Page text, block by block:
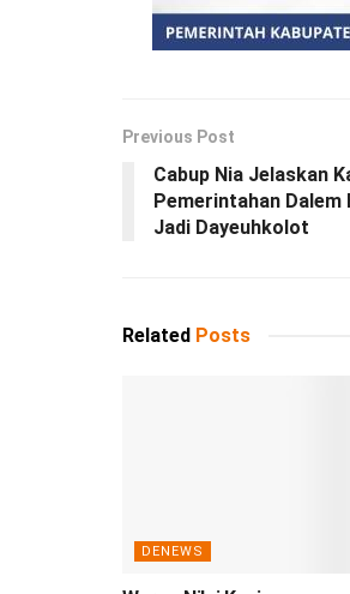
Previous Post
Cabup Nia Jelaskan
Pemerintahan Dalem
Jadi Dayeuhkolot
Related Posts
DENEWS